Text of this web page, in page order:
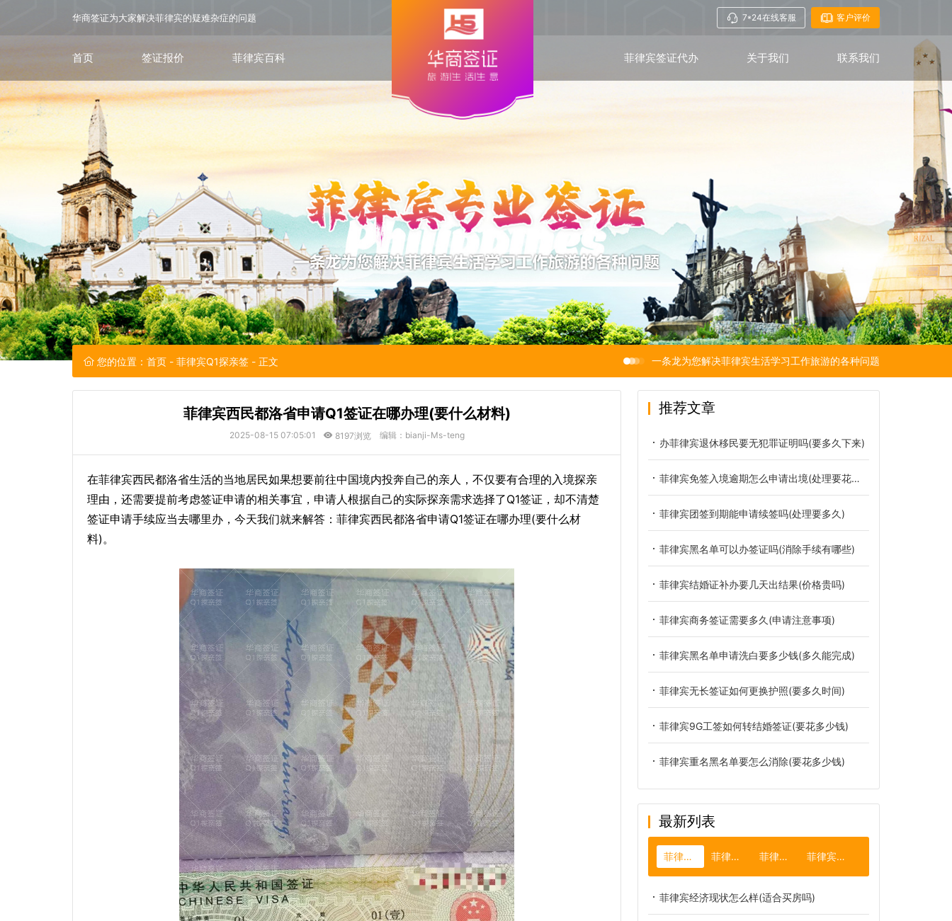
华商签证为大家解决菲律宾的疑难杂症的问题 7*24在线客服 客户评价
首页 签证报价 菲律宾百科 菲律宾签证代办 关于我们 联系我们
您的位置： 首页 - 菲律宾Q1探亲签 - 正文 一条龙为您解决菲律宾生活学习工作旅游的各种问题
菲律宾西民都洛省申请Q1签证在哪办理(要什么材料)
2025-08-15 07:05:01 8197浏览 编辑：bianji-Ms-teng
在菲律宾西民都洛省生活的当地居民如果想要前往中国境内投奔自己的亲人，不仅要有合理的入境探亲
理由，还需要提前考虑签证申请的相关事宜，申请人根据自己的实际探亲需求选择了Q1签证，却不清楚
签证申请手续应当去哪里办，今天我们就来解答：菲律宾西民都洛省申请Q1签证在哪办理(要什么材
料)。
推荐文章
办菲律宾退休移民要无犯罪证明吗(要多久下来)
菲律宾免签入境逾期怎么申请出境(处理要花多少钱)
菲律宾团签到期能申请续签吗(处理要多久)
菲律宾黑名单可以办签证吗(消除手续有哪些)
菲律宾结婚证补办要几天出结果(价格贵吗)
菲律宾商务签证需要多久(申请注意事项)
菲律宾黑名单申请洗白要多少钱(多久能完成)
菲律宾无长签证如何更换护照(要多久时间)
菲律宾9G工签如何转结婚签证(要花多少钱)
菲律宾重名黑名单要怎么消除(要花多少钱)
最新列表
菲律宾经济 菲律宾地震 菲律宾货币 菲律宾风土人情
菲律宾经济现状怎么样(适合买房吗)